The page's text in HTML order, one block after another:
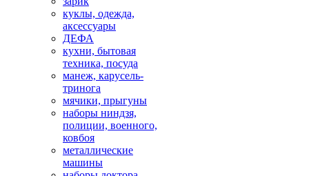
куклы, одежда,
аксессуары
ДЕФА
кухни, бытовая
техника, посуда
манеж, карусель-
тринога
мячики, прыгуны
наборы ниндзя,
полиции, военного,
ковбоя
металлические
машины